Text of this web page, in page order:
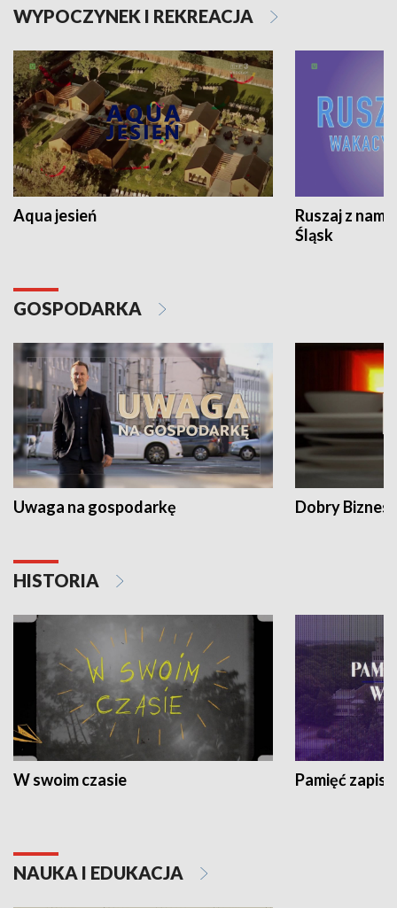
WYPOCZYNEK I REKREACJA
Aqua jesień
Ruszaj z
Śląsk
GOSPODARKA
Uwaga na gospodarkę Dobry Biznes
HISTORIA
W swoim czasie Pamięć
NAUKA I EDUKACJA